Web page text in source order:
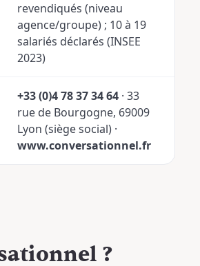
revendiqués (niveau
agence/groupe) ; 10 à 19
salariés déclarés (INSEE
2023)
+33 (0)4 78 37 34 64 · 33
rue de Bourgogne, 69009
Lyon (siège social) ·
www.conversationnel.fr
?